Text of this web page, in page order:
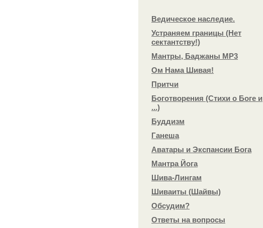
Ведическое наследие.
Устраняем границы (Нет
сектантству!)
Мантры, Баджаны MP3
Ом Нама Шивая!
Притчи
Боготворения (Стихи о Боге и
...)
Буддизм
Ганеша
Аватары и Экспансии Бога
Мантра Йога
Шива-Лингам
Шиваиты (Шайвы)
Обсудим?
Ответы на вопросы